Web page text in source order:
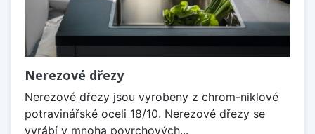
Nerezové dřezy
Nerezové dřezy jsou vyrobeny z chrom-niklové
potravinářské oceli 18/10. Nerezové dřezy se
vyrábí v mnoha povrchových...